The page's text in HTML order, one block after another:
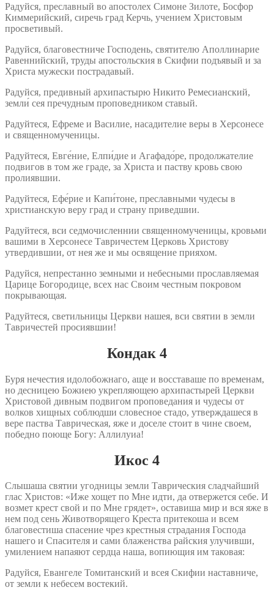
Радуйся, преславный во апостолех Симоне Зилоте, Босфор
Киммерийский, сиречь град Керчь, учением Христовым
просветивый.
Радуйся, благовестниче Господень, святителю Аполлинарие
Равеннийский, труды апостольския в Скифии подъявый и за
Христа мужески пострадавый.
Радуйся, предивный архипастырю Никито Ремесианский,
земли́ сея пречудным проповедником ставый.
Радуйтеся, Ефреме и Василие, насадителие веры в Херсонесе
и священномученицы.
Радуйтеся, Евге́ние, Елпи́дие и Агафадо́ре, продолжателие
подвигов в том же граде, за Христа и паству кровь свою
пролиявшии.
Радуйтеся, Ефе́рие и Капи́тоне, преславными чудесы в
христианскую веру град и страну приведшии.
Радуйтеся, вси седмочисленнии священномученицы, кровьми
вашими в Херсонесе Тавричестем Церковь Христову
утвердившии, от нея же и мы освящение прияхом.
Радуйся, непрестанно земными и небесными прославляемая
Царице Богородице, всех нас Своим честным покровом
покрывающая.
Радуйтеся, светильницы Церкви нашея, вси святии в земли
Тавричестей просиявшии!
Кондак 4
Буря нечестия идолобожнаго, аще и восставаше по временам,
но десницею Божиею укрепляющею архипастырей Церкви
Христовой дивным подвигом проповедания и чудесы от
волков хищных соблюдши словесное стадо, утверждашеся в
вере паства Таврическая, яже и доселе стоит в чине своем,
победно поюще Богу: Аллилуиа!
Икос 4
Слышаша святии угодницы земли Таврическия сладчайший
глас Христов: «Иже хощет по Мне идти, да отвержется себе. И
возмет крест свой и по Мне грядет», оставиша мир и вся яже в
нем под сень Животворящего Креста притекоша и всем
благовестиша спасение чрез крестныя страдания Господа
нашего и Спасителя и сами блаженства райския улучивши,
умилением напаяют сердца наша, вопиющия им таковая:
Радуйся, Евангеле Томитанский и всея Скифии наставниче,
от земли к небесем востекий.